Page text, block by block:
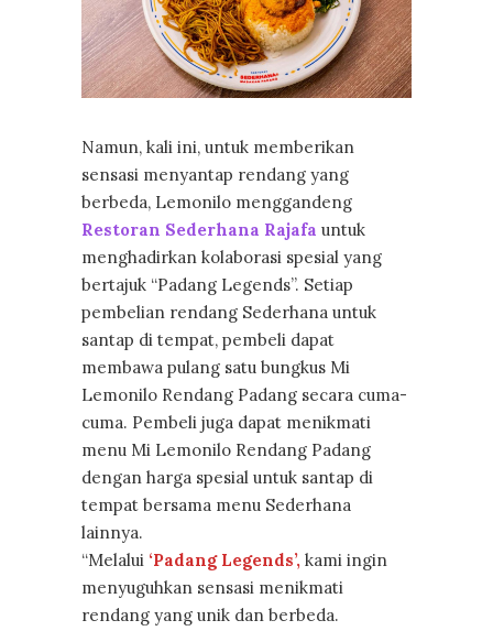
Namun, kali ini, untuk memberikan
sensasi menyantap rendang yang
berbeda, Lemonilo menggandeng
Restoran Sederhana Rajafa untuk
menghadirkan kolaborasi spesial yang
bertajuk “Padang Legends”. Setiap
pembelian rendang Sederhana untuk
santap di tempat, pembeli dapat
membawa pulang satu bungkus Mi
Lemonilo Rendang Padang secara cuma-
cuma. Pembeli juga dapat menikmati
menu Mi Lemonilo Rendang Padang
dengan harga spesial untuk santap di
tempat bersama menu Sederhana
lainnya.
“Melalui ‘Padang Legends’, kami ingin
menyuguhkan sensasi menikmati
rendang yang unik dan berbeda.